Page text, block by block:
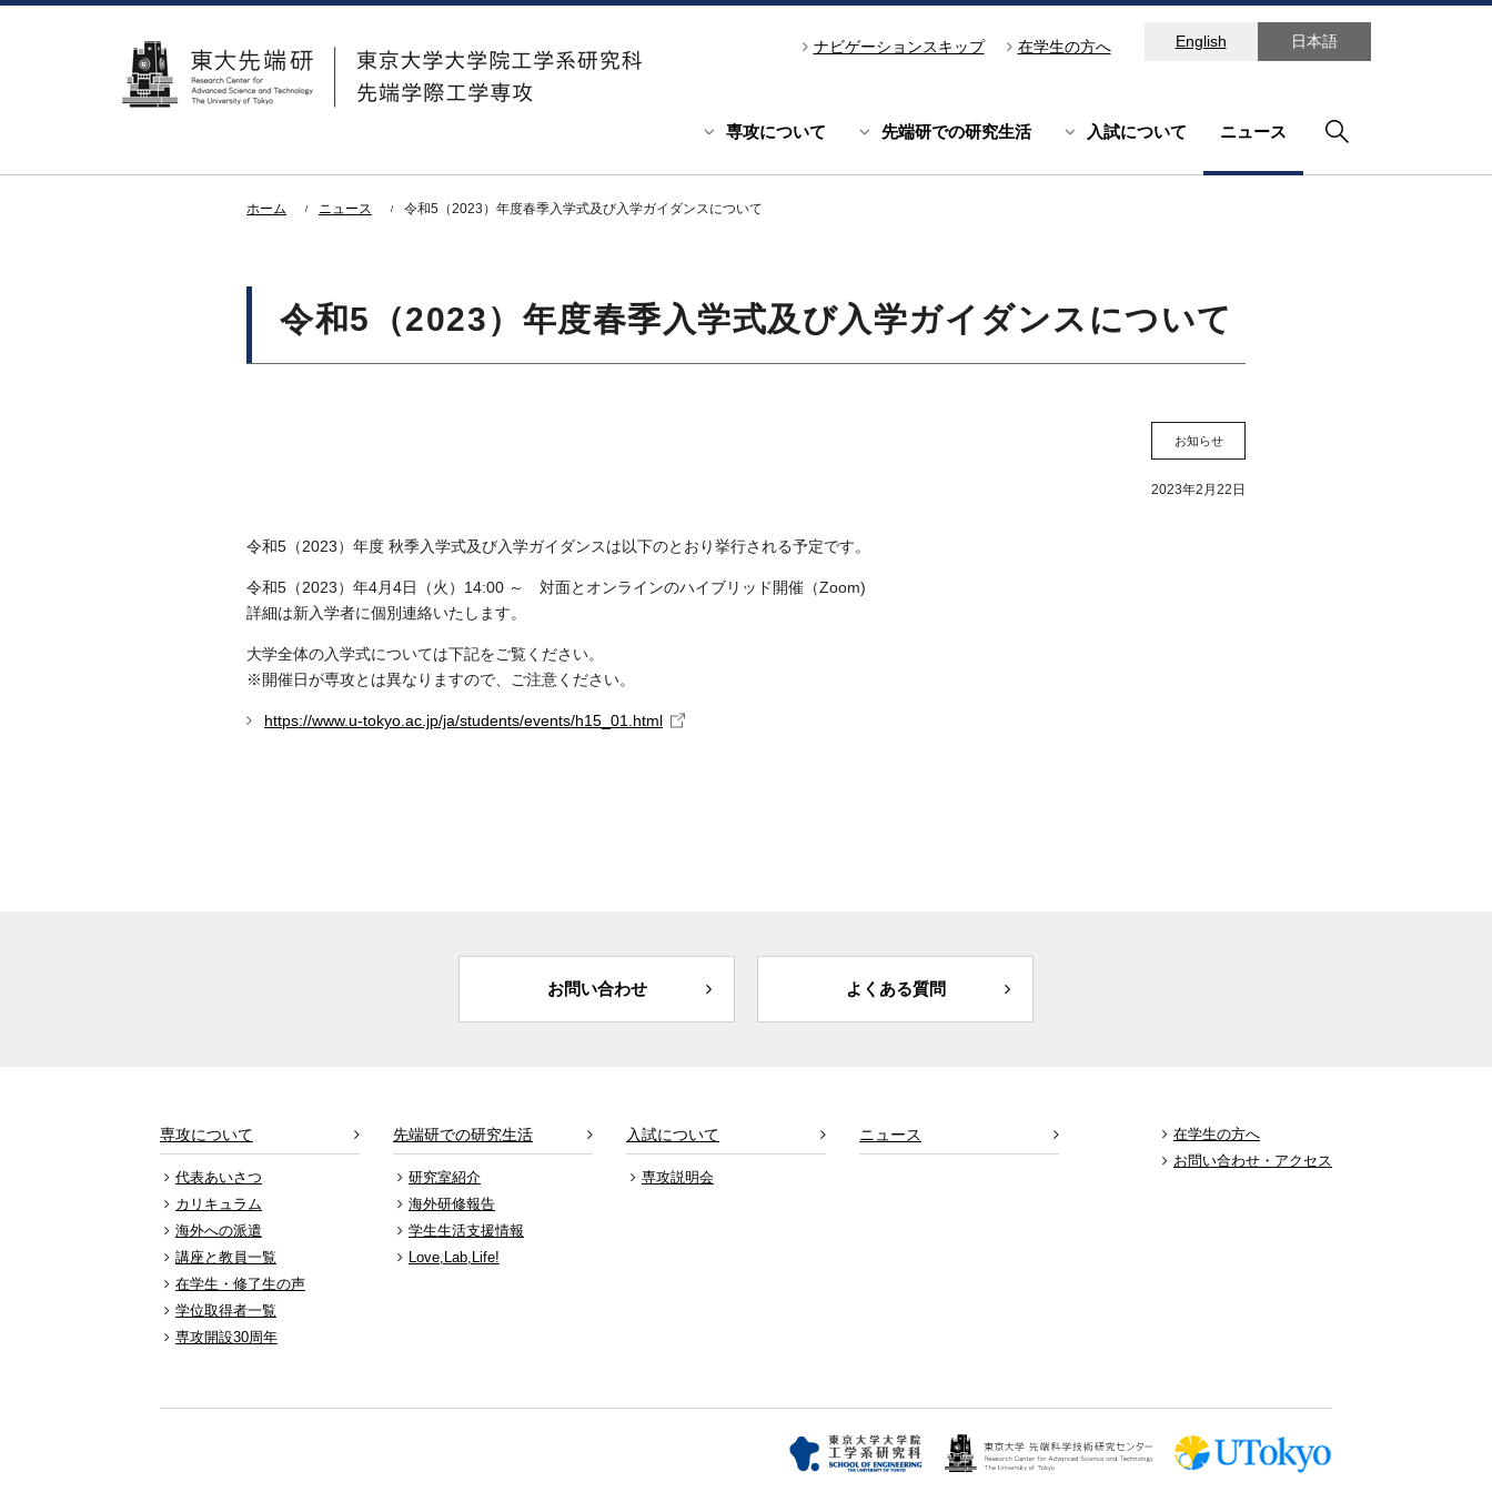
日本語
English
ナビゲーションスキップ 在学生の方へ
専攻について 先端研での研究生活 入試について ニュース
ホーム ニュース 令和5（2023）年度春季入学式及び入学ガイダンスについて
令和5（2023）年度春季入学式及び入学ガイダンスについて
お知らせ
2023年2月22日
令和5（2023）年度 秋季入学式及び入学ガイダンスは以下のとおり挙行される予定です。
令和5（2023）年4月4日（火）14:00 ～ 対面とオンラインのハイブリッド開催（Zoom)
詳細は新入学者に個別連絡いたします。
大学全体の入学式については下記をご覧ください。
※開催日が専攻とは異なりますので、ご注意ください。
https://www.u-tokyo.ac.jp/ja/students/events/h15_01.html
お問い合わせ よくある質問
専攻について
代表あいさつ
カリキュラム
海外への派遣
講座と教員一覧
在学生・修了生の声
学位取得者一覧
専攻開設30周年
先端研での研究生活
研究室紹介
海外研修報告
学生生活支援情報
Love,Lab,Life!
入試について
専攻説明会
ニュース
在学生の方へ
お問い合わせ・アクセス